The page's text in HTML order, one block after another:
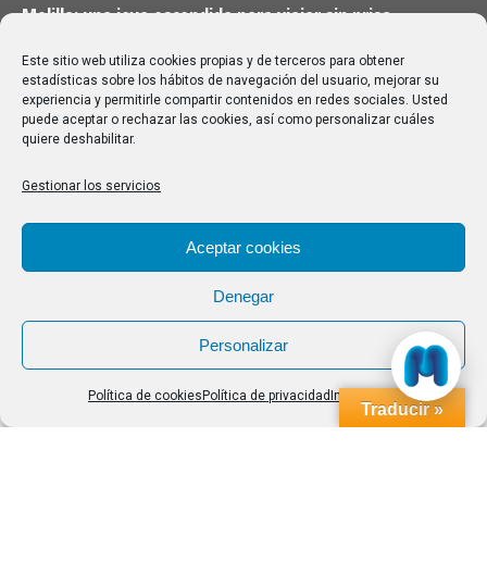
Este sitio web utiliza cookies propias y de terceros para obtener
estadísticas sobre los hábitos de navegación del usuario, mejorar su
experiencia y permitirle compartir contenidos en redes sociales. Usted
puede aceptar o rechazar las cookies, así como personalizar cuáles
quiere deshabilitar.
Gestionar los servicios
Aceptar cookies
Denegar
Personalizar
Política de cookies Política de privacidad Impressum
Melilla: una joya escondida para viajar sin prisa
28/07/2026
Buscar
Buscar:
Aviso Legal|Política de privacidad|Política de cookies
Traducir »